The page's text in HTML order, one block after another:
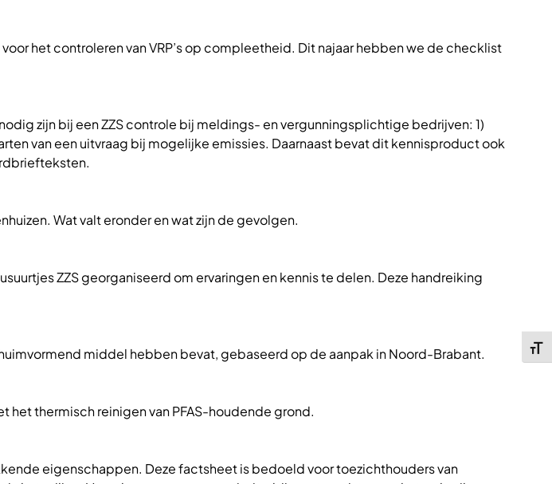
het controleren van VRP’s op compleetheid. Dit najaar hebben we de checklist
zijn bij een ZZS controle bij meldings- en vergunningsplichtige bedrijven: 1)
van een uitvraag bij mogelijke emissies. Daarnaast bevat dit kennisproduct ook
Wat valt eronder en wat zijn de gevolgen.
ZZS georganiseerd om ervaringen en kennis te delen. Deze handreiking
middel hebben bevat, gebaseerd op de aanpak in Noord-Brabant.
thermisch reinigen van PFAS-houdende grond.
eigenschappen. Deze factsheet is bedoeld voor toezichthouders van